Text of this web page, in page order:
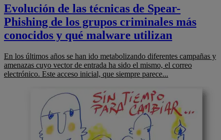
Evolución de las técnicas de Spear-
Phishing de los grupos criminales más
conocidos y qué malware utilizan
En los últimos años se han ido metabolizando diferentes campañas y
amenazas cuyo vector de entrada ha sido el mismo, el correo
electrónico. Este acceso inicial, que siempre parece...